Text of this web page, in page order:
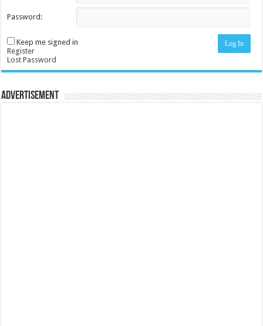
Password:
Keep me signed in Log In
Register
Lost Password
Advertisement